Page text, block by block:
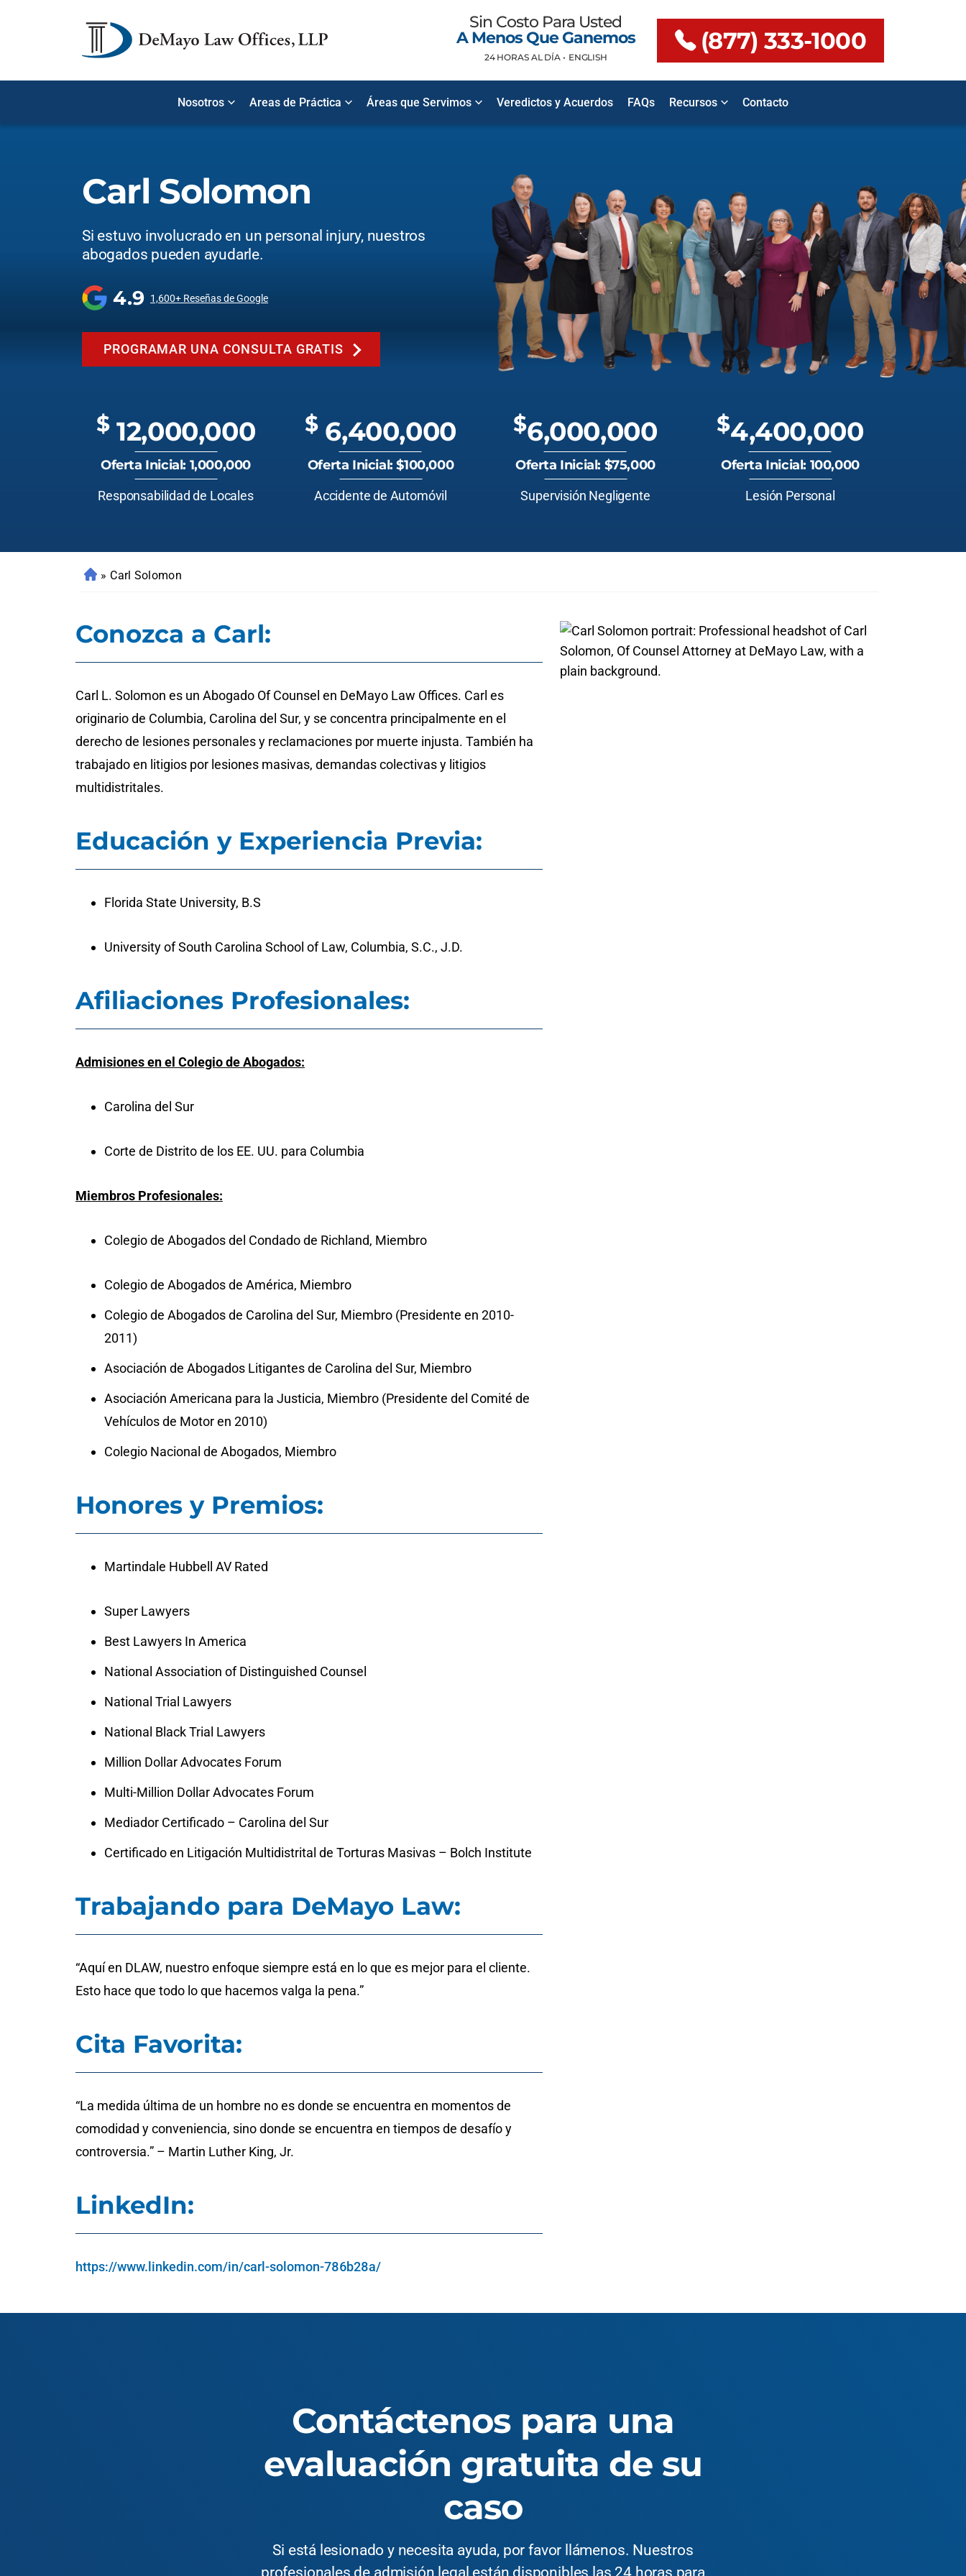
Sin Costo Para Usted
A Menos Que Ganemos
24 HORAS AL DÍA • ENGLISH
(877) 333-1000
Nosotros Areas de Práctica Áreas que Servimos Veredictos y Acuerdos FAQs Recursos Contacto
Carl Solomon
Si estuvo involucrado en un personal injury, nuestros
abogados pueden ayudarle.
4.9 1,600+ Reseñas de Google
PROGRAMAR UNA CONSULTA GRATIS
$12,000,000
Oferta Inicial: 1,000,000
Responsabilidad de Locales
$6,400,000
Oferta Inicial: $100,000
Accidente de Automóvil
$6,000,000
Oferta Inicial: $75,000
Supervisión Negligente
$4,400,000
Oferta Inicial: 100,000
Lesión Personal
» Carl Solomon
Conozca a Carl:
Carl L. Solomon es un Abogado Of Counsel en DeMayo Law Offices. Carl es
originario de Columbia, Carolina del Sur, y se concentra principalmente en el
derecho de lesiones personales y reclamaciones por muerte injusta. También ha
trabajado en litigios por lesiones masivas, demandas colectivas y litigios
multidistritales.
Educación y Experiencia Previa:
Florida State University, B.S
University of South Carolina School of Law, Columbia, S.C., J.D.
Afiliaciones Profesionales:
Admisiones en el Colegio de Abogados:
Carolina del Sur
Corte de Distrito de los EE. UU. para Columbia
Miembros Profesionales:
Colegio de Abogados del Condado de Richland, Miembro
Colegio de Abogados de América, Miembro
Colegio de Abogados de Carolina del Sur, Miembro (Presidente en 2010-
2011)
Asociación de Abogados Litigantes de Carolina del Sur, Miembro
Asociación Americana para la Justicia, Miembro (Presidente del Comité de
Vehículos de Motor en 2010)
Colegio Nacional de Abogados, Miembro
Honores y Premios:
Martindale Hubbell AV Rated
Super Lawyers
Best Lawyers In America
National Association of Distinguished Counsel
National Trial Lawyers
National Black Trial Lawyers
Million Dollar Advocates Forum
Multi-Million Dollar Advocates Forum
Mediador Certificado – Carolina del Sur
Certificado en Litigación Multidistrital de Torturas Masivas – Bolch Institute
Trabajando para DeMayo Law:
“Aquí en DLAW, nuestro enfoque siempre está en lo que es mejor para el cliente.
Esto hace que todo lo que hacemos valga la pena.”
Cita Favorita:
“La medida última de un hombre no es donde se encuentra en momentos de
comodidad y conveniencia, sino donde se encuentra en tiempos de desafío y
controversia.” – Martin Luther King, Jr.
LinkedIn:
https://www.linkedin.com/in/carl-solomon-786b28a/
Contáctenos para una
evaluación gratuita de su
caso
Si está lesionado y necesita ayuda, por favor llámenos. Nuestros
profesionales de admisión legal están disponibles las 24 horas para